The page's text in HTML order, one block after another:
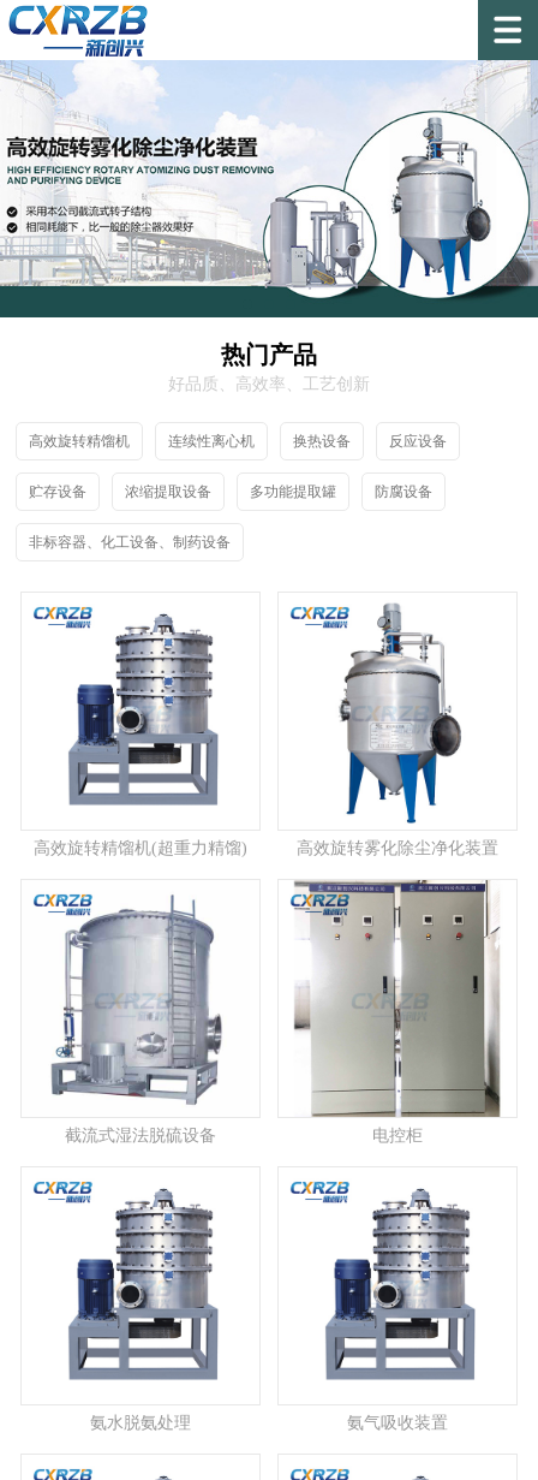
热门产品
好品质、高效率、工艺创新
高效旋转精馏机 连续性离心机 换热设备 反应设备
贮存设备 浓缩提取设备 多功能提取罐 防腐设备
非标容器、化工设备、制药设备
高效旋转精馏机(超重力精馏) 高效旋转雾化除尘净化装置
截流式湿法脱硫设备 电控柜
氨水脱氨处理 氨气吸收装置